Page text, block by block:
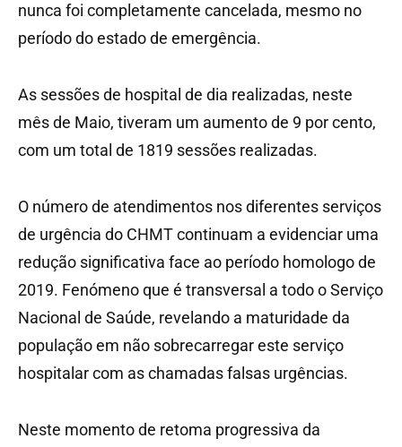
nunca foi completamente cancelada, mesmo no
período do estado de emergência.
As sessões de hospital de dia realizadas, neste
mês de Maio, tiveram um aumento de 9 por cento,
com um total de 1819 sessões realizadas.
O número de atendimentos nos diferentes serviços
de urgência do CHMT continuam a evidenciar uma
redução significativa face ao período homologo de
2019. Fenómeno que é transversal a todo o Serviço
Nacional de Saúde, revelando a maturidade da
população em não sobrecarregar este serviço
hospitalar com as chamadas falsas urgências.
Neste momento de retoma progressiva da